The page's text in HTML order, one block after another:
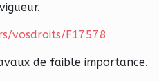
vosdroits/F17578
de faible importance.